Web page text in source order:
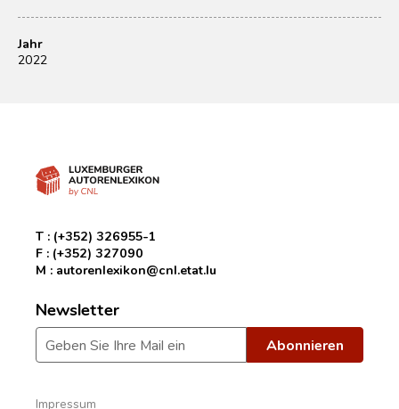
Jahr
2022
T : (+352) 326955-1
F : (+352) 327090
M : autorenlexikon@cnl.etat.lu
Newsletter
Impressum